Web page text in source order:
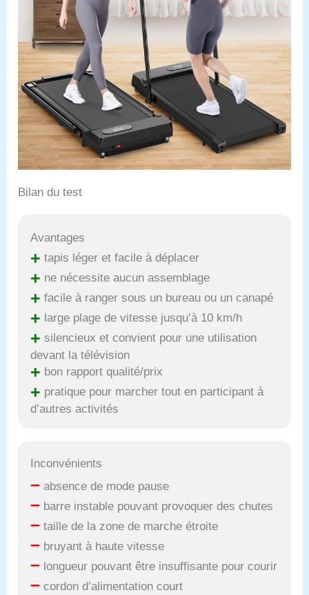
Bilan du test
Avantages
+ tapis léger et facile à déplacer
+ ne nécessite aucun assemblage
+ facile à ranger sous un bureau ou un canapé
+ large plage de vitesse jusqu’à 10 km/h
+ silencieux et convient pour une utilisation
devant la télévision
+ bon rapport qualité/prix
+ pratique pour marcher tout en participant à
d’autres activités
Inconvénients
– absence de mode pause
– barre instable pouvant provoquer des chutes
– taille de la zone de marche étroite
– bruyant à haute vitesse
– longueur pouvant être insuffisante pour courir
– cordon d’alimentation court